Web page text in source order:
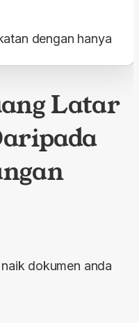
dengan hanya
Latar
dokumen anda